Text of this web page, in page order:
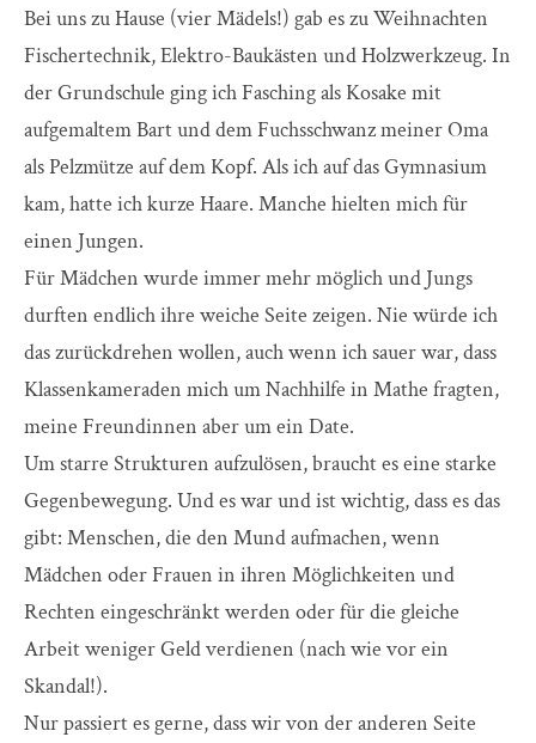
Bei uns zu Hause (vier Mädels!) gab es zu Weihnachten
Fischertechnik, Elektro-Baukästen und Holzwerkzeug. In
der Grundschule ging ich Fasching als Kosake mit
aufgemaltem Bart und dem Fuchsschwanz meiner Oma
als Pelzmütze auf dem Kopf. Als ich auf das Gymnasium
kam, hatte ich kurze Haare. Manche hielten mich für
einen Jungen.
Für Mädchen wurde immer mehr möglich und Jungs
durften endlich ihre weiche Seite zeigen. Nie würde ich
das zurückdrehen wollen, auch wenn ich sauer war, dass
Klassenkameraden mich um Nachhilfe in Mathe fragten,
meine Freundinnen aber um ein Date.
Um starre Strukturen aufzulösen, braucht es eine starke
Gegenbewegung. Und es war und ist wichtig, dass es das
gibt: Menschen, die den Mund aufmachen, wenn
Mädchen oder Frauen in ihren Möglichkeiten und
Rechten eingeschränkt werden oder für die gleiche
Arbeit weniger Geld verdienen (nach wie vor ein
Skandal!).
Nur passiert es gerne, dass wir von der anderen Seite